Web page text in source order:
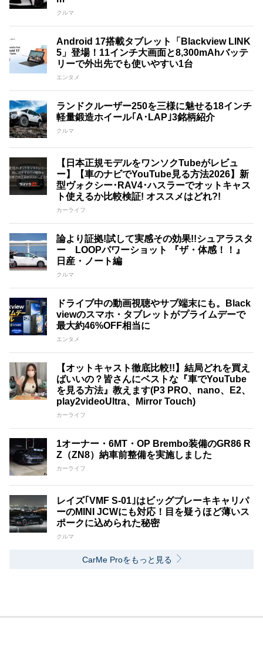
クルマ
Android 17搭載タブレット「Blackview LINK
5」登場！11インチ大画面と8,300mAhバッテ
リーで外出先でも使いやすい1台
エンタメ
ランドクルーザー250を三様に魅せる18インチ
軽量鍛造ホイール｢A･LAP｣3銘柄紹介
クルマ
【日本正規モデルをワンソクTubeがレビュ
ー】【車のナビでYouTube見る方法2026】新
型ヴォクシー･RAV4･ハスラーでオットキャス
ト使えるか比較検証! オススメはどれ?!
カーライフ
論より証拠!試して実感その効果!!シュアラスタ
ー LOOPパワーショット 『ザ・体感！！』
日産・ノート編
クルマ
ドライブ中の動画視聴やサブ端末にも。Black
viewのスマホ・タブレットがプライムデーで
最大約46%OFF相当に
エンタメ
【オットキャスト徹底比較!!】結局どれを買え
ばいいの？皆さんにベストな『車でYouTube
を見る方法』教えます(P3 PRO、nano、E2、
play2videoUltra、Mirror Touch)
カーライフ
1オーナー・6MT・OP Brembo装備のGR86 R
Z（ZN8）納車前整備を実施しました
カーライフ
レイズ｢VMF S-01｣はビッグブレーキキャリパ
ーのMINI JCWにも対応！目を疑うほど薄いス
ポークに込められた秘密
クルマ
CarMe Proをもっと見る